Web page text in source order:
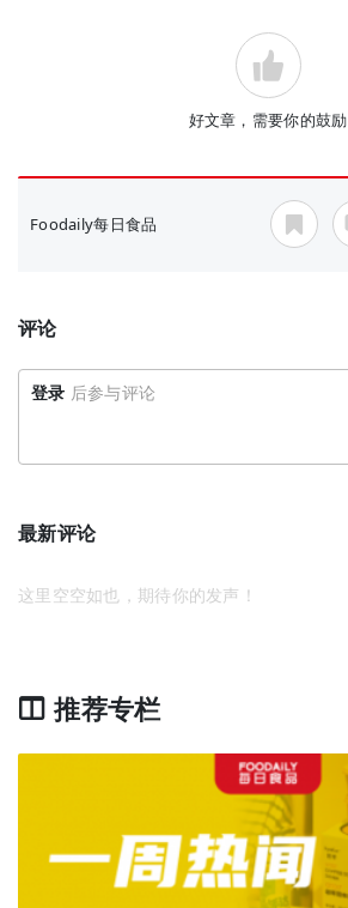
好文章，需要你的鼓励
Foodaily每日食品
评论
登录 后参与评论
最新评论
这里空空如也，期待你的发声！
推荐专栏